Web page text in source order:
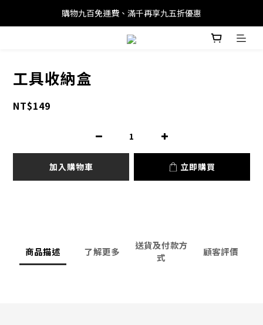
購物九百免運費、滿千再享九五折優惠
工具收納盒
NT$149
加入購物車 立即購買
商品描述 了解更多
送貨及付款方
式
顧客評價